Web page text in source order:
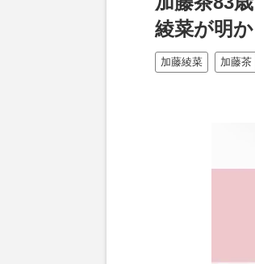
綾菜が明
加藤綾菜 加藤茶